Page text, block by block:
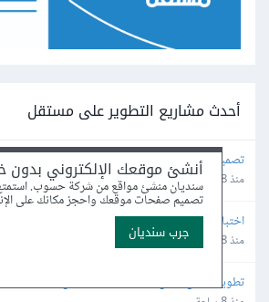
أحدث مشاريع التطوير على مستقل
تصميم وتنفيذ موقع احترافي لعرض أعمال إنتاج إعلامي
منذ 8 ساعة
اختبار و تطوير موقع قايم
منذ 8 ساعة
تطوير تطبيق جوال بسيط (MVP) لقياس وحساب زوايا الكتف